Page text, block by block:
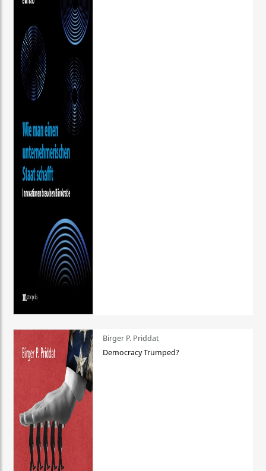
Birger P. Priddat
Democracy Trumped?